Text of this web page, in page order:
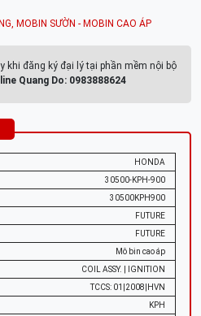
, MOBIN SƯỜN - MOBIN CAO ÁP
khi đăng ký đại lý tại phần mềm nội bộ
Quang Do: 0983888624
HONDA
30500-KPH-900
30500KPH900
FUTURE
FUTURE
Mô bin cao áp
COIL ASSY. | IGNITION
TCCS: 01|2008|HVN
KPH